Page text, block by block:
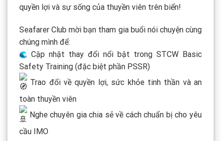
quyền lợi và sự sống của thuyền viên trên biển!
Seafarer Club mời bạn tham gia buổi nói chuyện cùng
chúng mình để:
Cập nhật thay đổi nổi bật trong STCW Basic
Safety Training (đặc biệt phần PSSR)
Trao đổi về quyền lợi, sức khỏe tinh thần và an
toàn thuyền viên
Nghe chuyên gia chia sẻ về cách chuẩn bị cho yêu
cầu IMO